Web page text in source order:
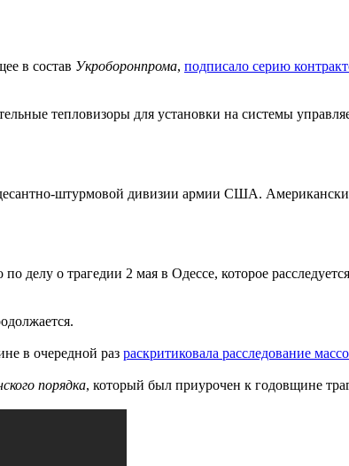
в состав Укроборонпрома, подписало серию
тепловизоры для установки на системы
штурмовой дивизии армии США.
делу о трагедии 2 мая в Одессе, которое расследуется
в очередной раз раскритиковала расследование
порядка, который был приурочен к годовщине